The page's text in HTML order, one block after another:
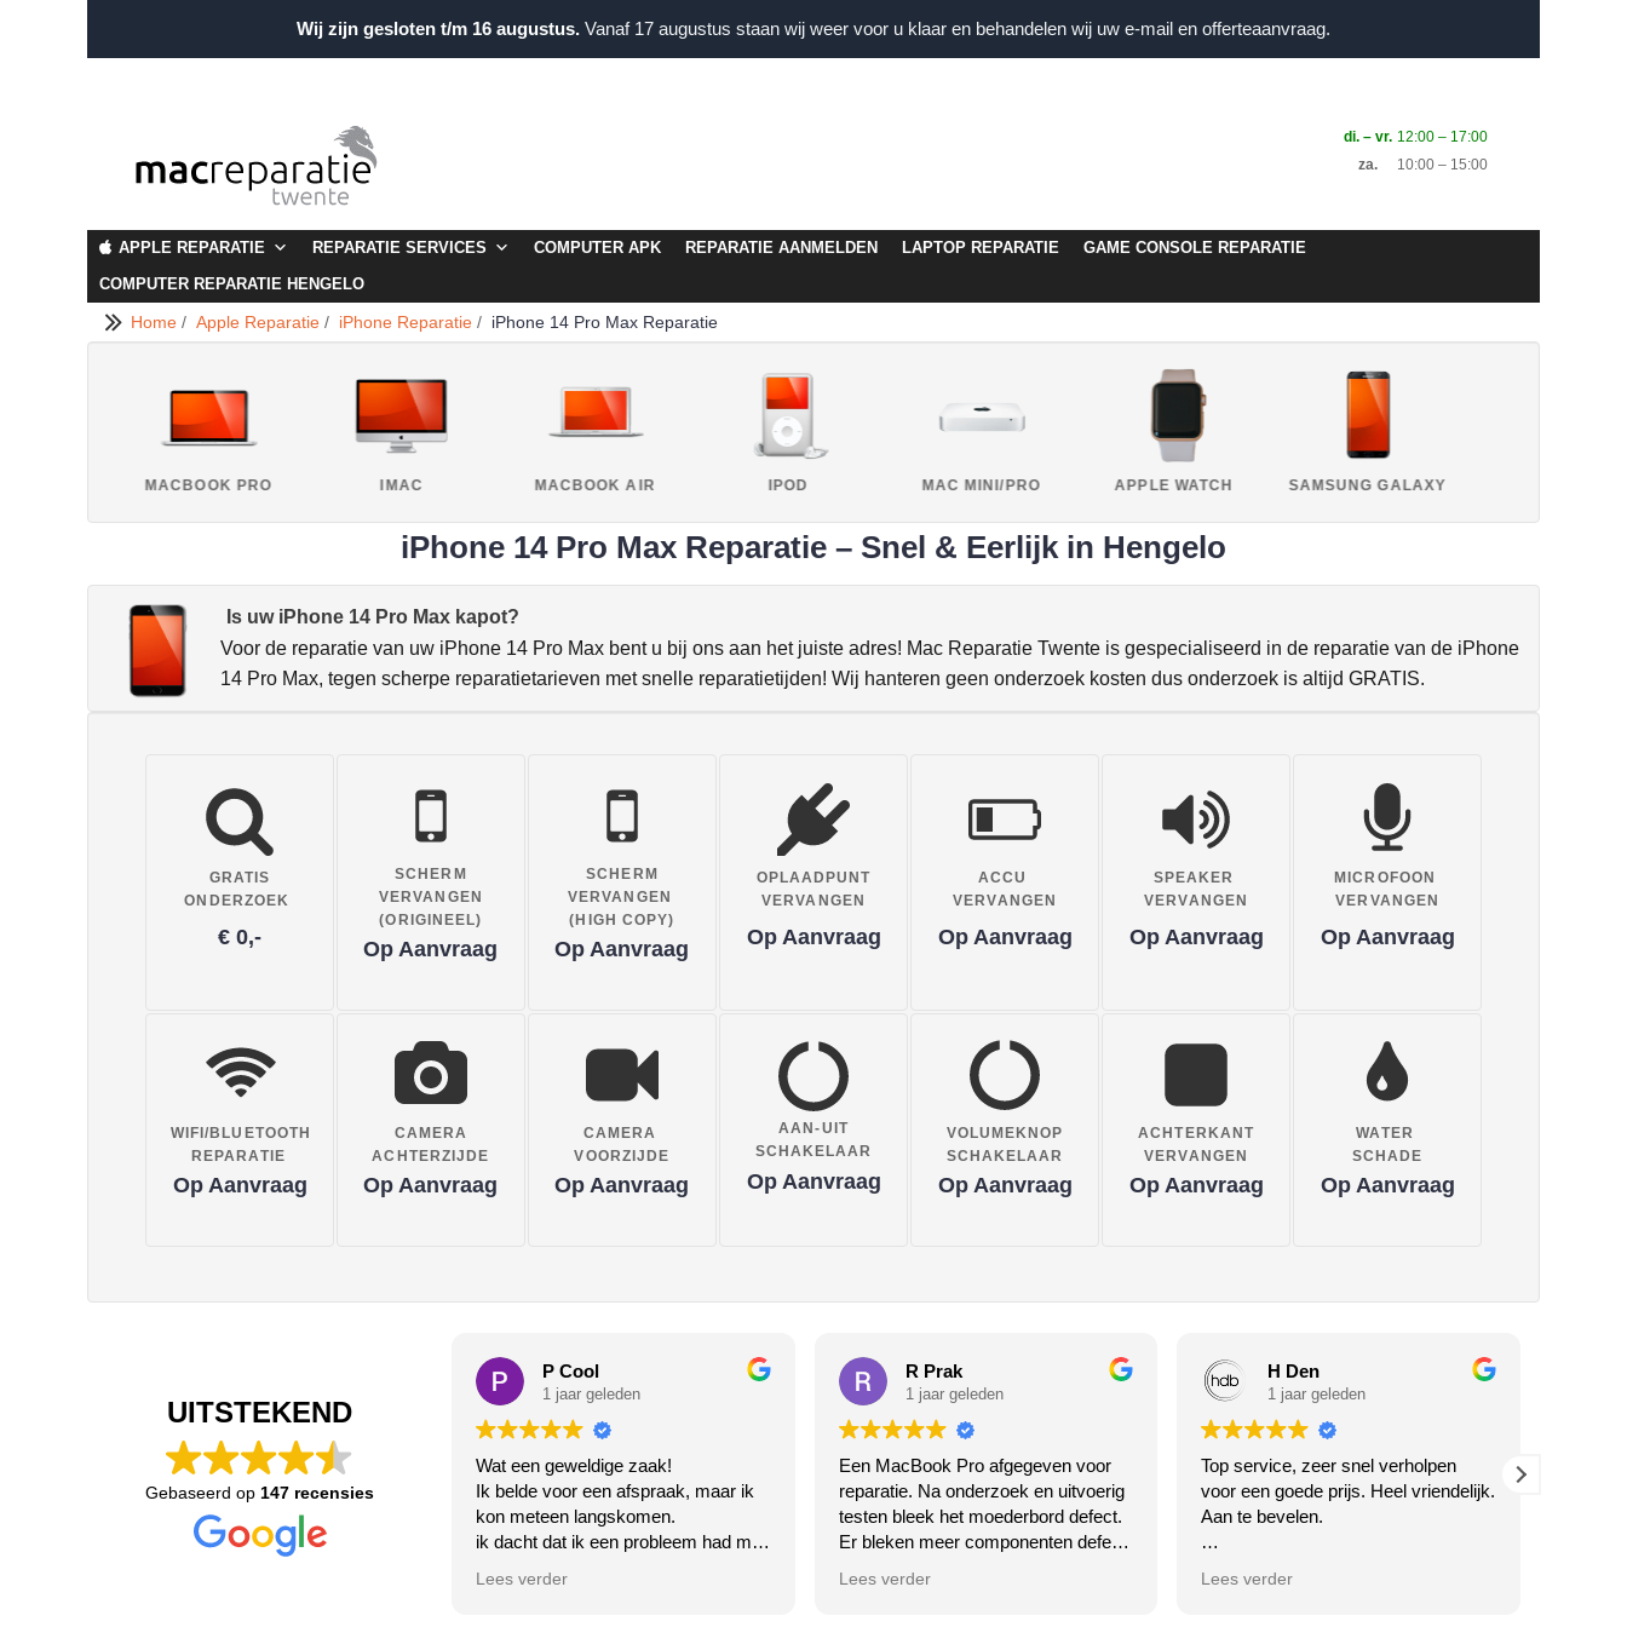
Wij zijn gesloten t/m 16 augustus. Vanaf 17 augustus staan wij weer voor u klaar en behandelen wij uw e-mail en offerteaanvraag.
di. – vr. 12:00 – 17:00
za.
10:00 – 15:00
APPLE REPARATIE REPARATIE SERVICES COMPUTER APK REPARATIE AANMELDEN LAPTOP REPARATIE
GAME CONSOLE REPARATIE
COMPUTER REPARATIE HENGELO
Home / Apple Reparatie / iPhone Reparatie / iPhone 14 Pro Max Reparatie
MACBOOK PRO IMAC MACBOOK AIR IPOD MAC MINI/PRO APPLE WATCH SAMSUNG GALAXY
iPhone 14 Pro Max Reparatie – Snel & Eerlijk in Hengelo
Is uw iPhone 14 Pro Max kapot?
Voor de reparatie van uw iPhone 14 Pro Max bent u bij ons aan het juiste adres! Mac Reparatie Twente is gespecialiseerd in de reparatie van de iPhone
14 Pro Max, tegen scherpe reparatietarieven met snelle reparatietijden! Wij hanteren geen onderzoek kosten dus onderzoek is altijd GRATIS.
GRATIS
ONDERZOEK
€ 0,-
SCHERM
VERVANGEN
(ORIGINEEL)
Op Aanvraag
SCHERM
VERVANGEN
(HIGH COPY)
Op Aanvraag
OPLAADPUNT
VERVANGEN
Op Aanvraag
ACCU
VERVANGEN
Op Aanvraag
SPEAKER
VERVANGEN
Op Aanvraag
MICROFOON
VERVANGEN
Op Aanvraag
WIFI/BLUETOOTH
REPARATIE
Op Aanvraag
CAMERA
ACHTERZIJDE
Op Aanvraag
CAMERA
VOORZIJDE
Op Aanvraag
AAN-UIT
SCHAKELAAR
Op Aanvraag
VOLUMEKNOP
SCHAKELAAR
Op Aanvraag
ACHTERKANT
VERVANGEN
Op Aanvraag
WATER
SCHADE
Op Aanvraag
UITSTEKEND
Gebaseerd op 147 recensies
P Cool
1 jaar geleden
Wat een geweldige zaak!
Ik belde voor een afspraak, maar ik
kon meteen langskomen.
ik dacht dat ik een probleem had met
Lees verder
R Prak
1 jaar geleden
Een MacBook Pro afgegeven voor
reparatie. Na onderzoek en uitvoerig
testen bleek het moederbord defect.
Er bleken meer componenten defect
Lees verder
H Den
1 jaar geleden
Top service, zeer snel verholpen
voor een goede prijs. Heel vriendelijk.
Aan te bevelen.
Lees verder